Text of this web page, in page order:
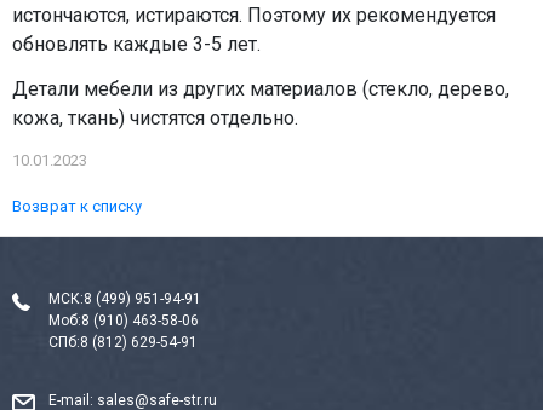
истончаются, истираются. Поэтому их рекомендуется
обновлять каждые 3-5 лет.
Детали мебели из других материалов (стекло, дерево,
кожа, ткань) чистятся отдельно.
10.01.2023
Возврат к списку
МСК:8 (499) 951-94-91
Моб:8 (910) 463-58-06
СПб:8 (812) 629-54-91
E-mail: sales@safe-str.ru